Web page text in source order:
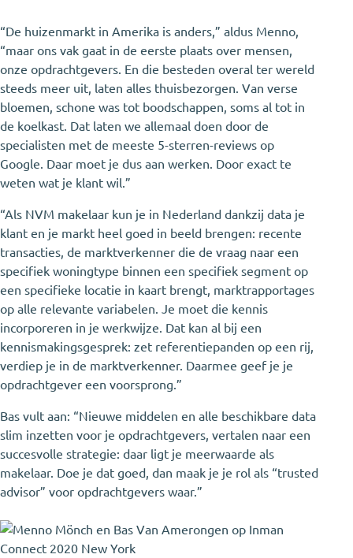
“De huizenmarkt in Amerika is anders,” aldus Menno,
“maar ons vak gaat in de eerste plaats over mensen,
onze opdrachtgevers. En die besteden overal ter wereld
steeds meer uit, laten alles thuisbezorgen. Van verse
bloemen, schone was tot boodschappen, soms al tot in
de koelkast. Dat laten we allemaal doen door de
specialisten met de meeste 5-sterren-reviews op
Google. Daar moet je dus aan werken. Door exact te
weten wat je klant wil.”
“Als NVM makelaar kun je in Nederland dankzij data je
klant en je markt heel goed in beeld brengen: recente
transacties, de marktverkenner die de vraag naar een
specifiek woningtype binnen een specifiek segment op
een specifieke locatie in kaart brengt, marktrapportages
op alle relevante variabelen. Je moet die kennis
incorporeren in je werkwijze. Dat kan al bij een
kennismakingsgesprek: zet referentiepanden op een rij,
verdiep je in de marktverkenner. Daarmee geef je je
opdrachtgever een voorsprong.”
Bas vult aan: “Nieuwe middelen en alle beschikbare data
slim inzetten voor je opdrachtgevers, vertalen naar een
succesvolle strategie: daar ligt je meerwaarde als
makelaar. Doe je dat goed, dan maak je je rol als “trusted
advisor” voor opdrachtgevers waar.”